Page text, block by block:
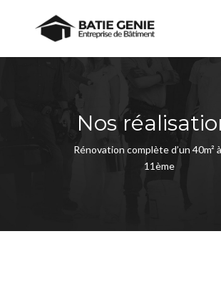
Nos
Rénovation complète d’un 40m²
11ème